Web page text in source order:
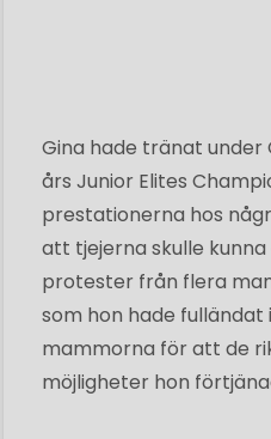
Gina hade tränat under
års Junior Elites
prestationerna hos
att tjejerna skulle
protester från flera
som hon hade
mammorna för att de
möjligheter hon